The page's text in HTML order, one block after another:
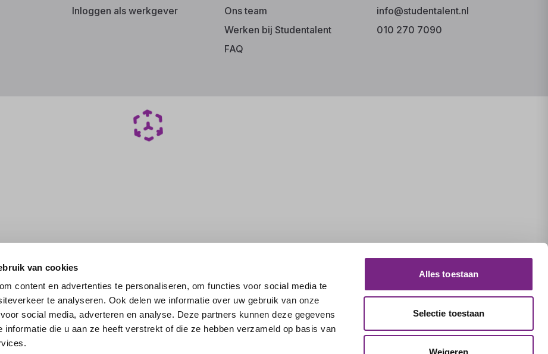
van cookies
content en advertenties te personaliseren, om functies voor social media te
te analyseren. Ook delen we informatie over uw gebruik van onze
social media, adverteren en analyse. Deze partners kunnen deze gegevens
informatie die u aan ze heeft verstrekt of die ze hebben verzameld op basis van
Alles toestaan
Selectie toestaan
Weigeren
Inloggen als werkgever
Ons team
Werken bij Studentalent
FAQ
info@studentalent.nl
010 270 7090